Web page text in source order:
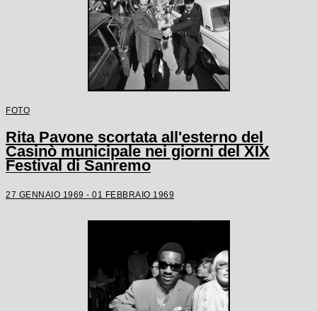
FOTO
Rita Pavone scortata all'esterno del
Casinò municipale nei giorni del XIX
Festival di Sanremo
27 GENNAIO 1969 - 01 FEBBRAIO 1969